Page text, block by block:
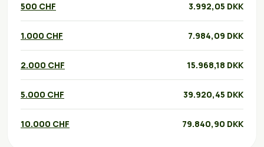
500 CHF 3.992,05 DKK
1.000 CHF 7.984,09 DKK
2.000 CHF 15.968,18 DKK
5.000 CHF 39.920,45 DKK
10.000 CHF 79.840,90 DKK